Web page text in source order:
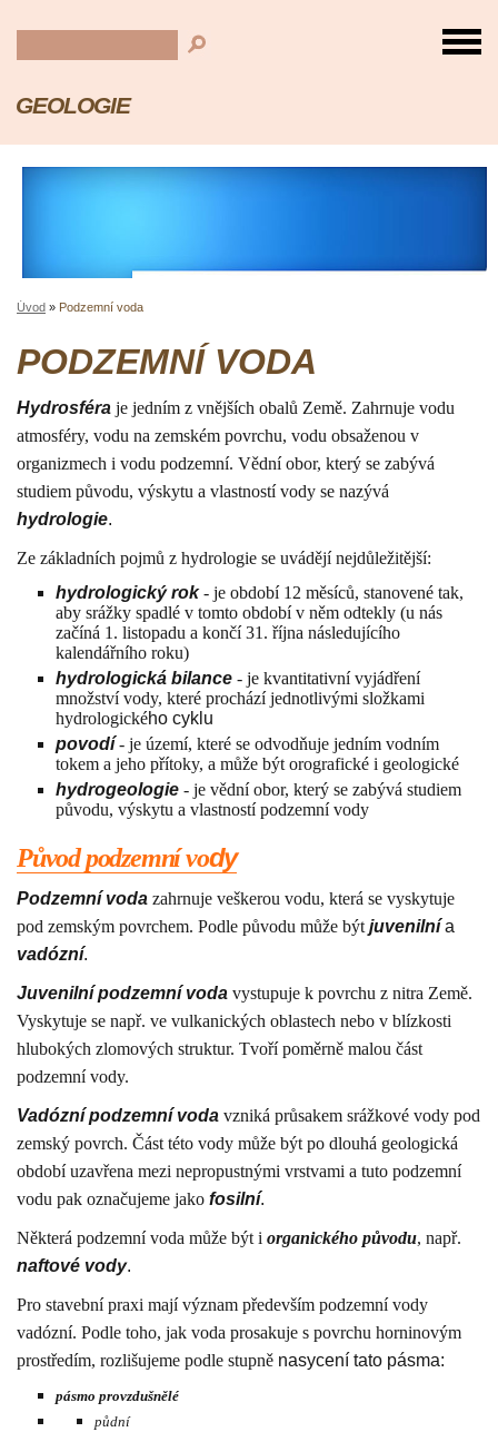
GEOLOGIE
Úvod » Podzemní voda
PODZEMNÍ VODA
Hydrosféra je jedním z vnějších obalů Země. Zahrnuje vodu
atmosféry, vodu na zemském povrchu, vodu obsaženou v
organizmech i vodu podzemní. Vědní obor, který se zabývá
studiem původu, výskytu a vlastností vody se nazývá
hydrologie.
Ze základních pojmů z hydrologie se uvádějí nejdůležitější:
hydrologický rok- je období 12 měsíců, stanovené tak,
aby srážky spadlé v tomto období v něm odtekly (u nás
začíná 1. listopadu a končí 31. října následujícího
kalendářního roku)
hydrologická bilance - je kvantitativní vyjádření
množství vody, které prochází jednotlivými složkami
hydrologického cyklu
povodí- je území, které se odvodňuje jedním vodním
tokem a jeho přítoky, a může být orografické i geologické
hydrogeologie - je vědní obor, který se zabývá studiem
původu, výskytu a vlastností podzemní vody
Původ podzemní vody
Podzemní voda zahrnuje veškerou vodu, která se vyskytuje
pod zemským povrchem. Podle původu může býtjuvenilnía
vadózní.
Juvenilní podzemní voda vystupuje k povrchu z nitra Země.
Vyskytuje se např. ve vulkanických oblastech nebo v blízkosti
hlubokých zlomových struktur. Tvoří poměrně malou část
podzemní vody.
Vadózní podzemní voda vzniká průsakem srážkové vody pod
zemský povrch. Část této vody může být po dlouhá geologická
období uzavřena mezi nepropustnými vrstvami a tuto podzemní
vodu pak označujeme jako fosilní.
Některá podzemní voda může být i organického původu, např.
naftové vody.
Pro stavební praxi mají význam především podzemní vody
vadózní. Podle toho, jak voda prosakuje s povrchu horninovým
prostředím, rozlišujeme podle stupně nasycení tato pásma:
pásmo provzdušnělé
půdní